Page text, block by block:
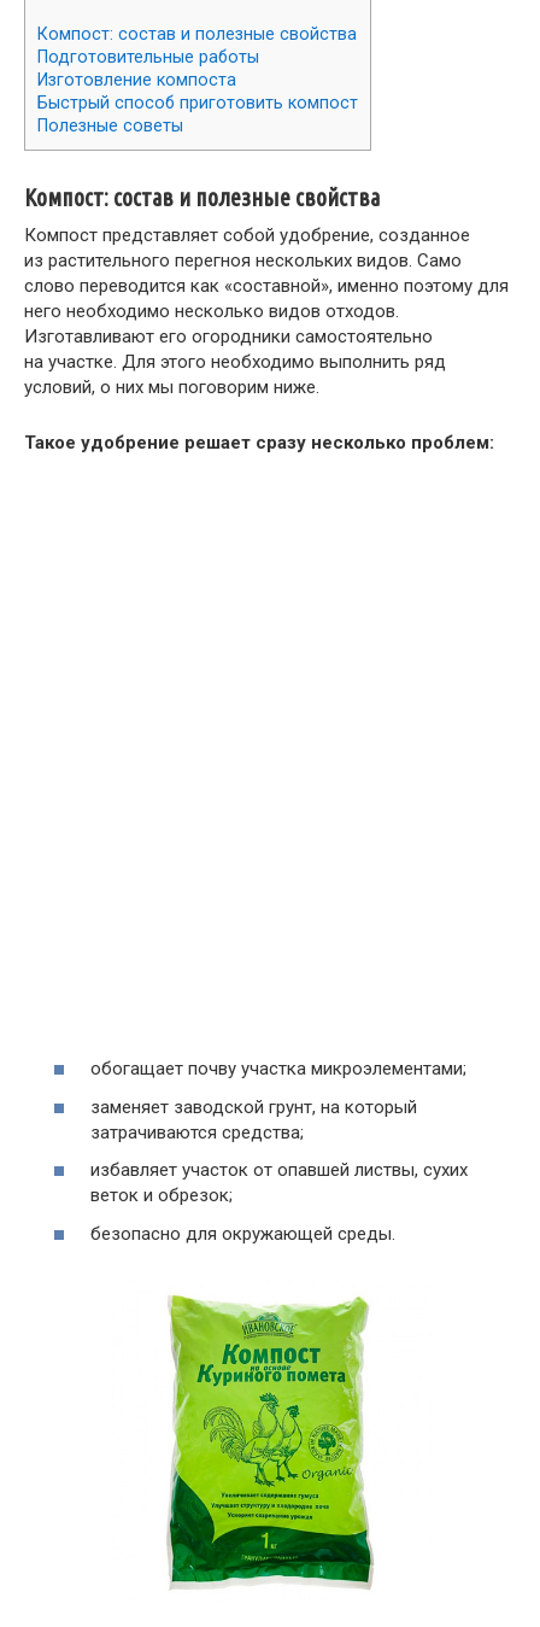
Компост: состав и полезные свойства
Подготовительные работы
Изготовление компоста
Быстрый способ приготовить компост
Полезные советы
Компост: состав и полезные свойства
Компост представляет собой удобрение, созданное
из растительного перегноя нескольких видов. Само
слово переводится как «составной», именно поэтому для
него необходимо несколько видов отходов.
Изготавливают его огородники самостоятельно
на участке. Для этого необходимо выполнить ряд
условий, о них мы поговорим ниже.
Такое удобрение решает сразу несколько проблем:
обогащает почву участка микроэлементами;
заменяет заводской грунт, на который
затрачиваются средства;
избавляет участок от опавшей листвы, сухих
веток и обрезок;
безопасно для окружающей среды.